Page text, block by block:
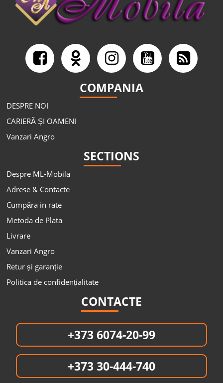
COMPANIA
DESPRE NOI
CARIERĂ ȘI OAMENI
Vanzari Angro
SECTIONS
Despre ML-Mobila
Adrese & Contacte
Cumpăra in rate
Metoda de Plata
Livrare
Vanzari Angro
Retur și garanție
Politica de confidențialitate
CONTACTE
+373 6074-20-99
+373 30-444-740